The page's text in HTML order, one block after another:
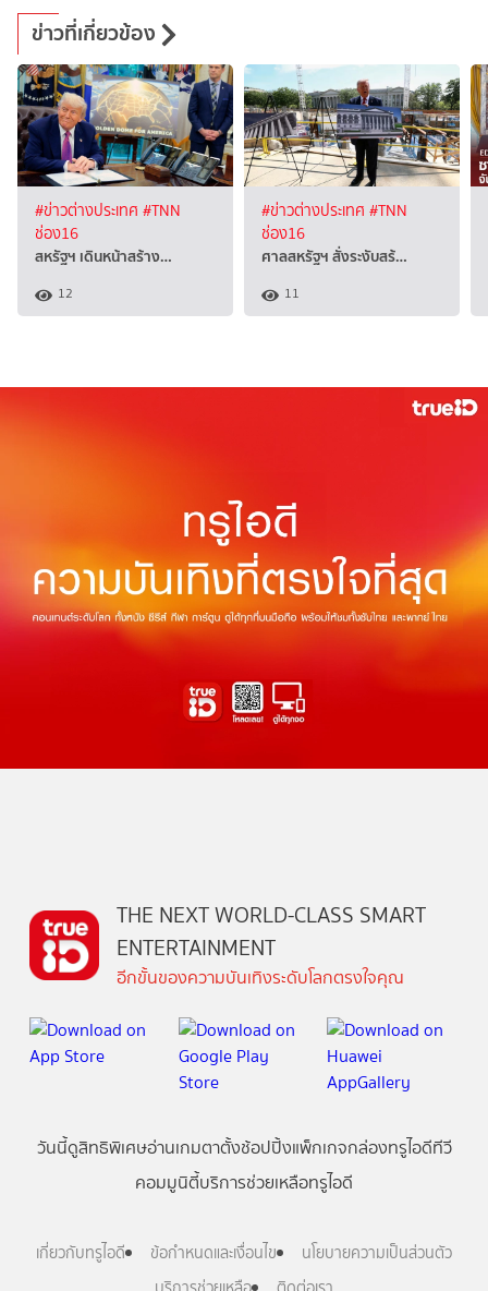
ข่าวที่เกี่ยวข้อง
#ข่าวต่างประเทศ #TNN
ช่อง16
สหรัฐฯ เดินหน้าสร้าง…
12
#ข่าวต่างประเทศ #TNN
ช่อง16
ศาลสหรัฐฯ สั่งระงับสร้…
11
THE NEXT WORLD-CLASS SMART
ENTERTAINMENT
อีกขั้นของความบันเทิงระดับโลกตรงใจคุณ
วันนี้ดูสิทธิพิเศษอ่านเกมตาตั้งช้อปปิ้งแพ็กเกจกล่องทรูไอดีทีวี
คอมมูนิตี้บริการช่วยเหลือทรูไอดี
เกี่ยวกับทรูไอดี ข้อกำหนดและเงื่อนไข
นโยบายความเป็นส่วนตัว